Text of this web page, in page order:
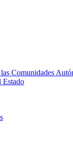
Comunidades
Estado